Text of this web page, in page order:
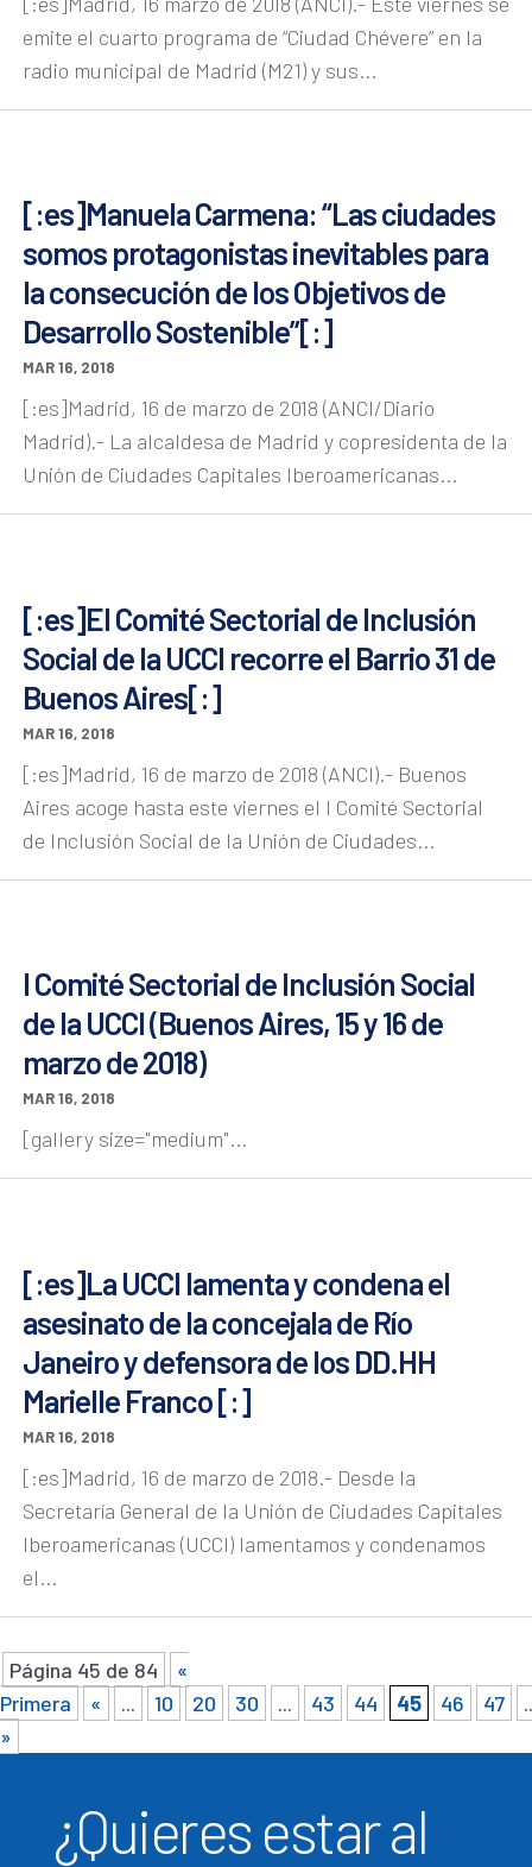
emite el cuarto programa de “Ciudad Chévere” en la
radio municipal de Madrid (M21) y sus...
[:es]Manuela Carmena: “Las ciudades
somos protagonistas inevitables para
la consecución de los Objetivos de
Desarrollo Sostenible”[:]
MAR 16, 2018
[:es]Madrid, 16 de marzo de 2018 (ANCI/Diario
Madrid).- La alcaldesa de Madrid y copresidenta de la
Unión de Ciudades Capitales Iberoamericanas...
[:es]El Comité Sectorial de Inclusión
Social de la UCCI recorre el Barrio 31 de
Buenos Aires[:]
MAR 16, 2018
[:es]Madrid, 16 de marzo de 2018 (ANCI).- Buenos
Aires acoge hasta este viernes el I Comité Sectorial
de Inclusión Social de la Unión de Ciudades...
I Comité Sectorial de Inclusión Social
de la UCCI (Buenos Aires, 15 y 16 de
marzo de 2018)
MAR 16, 2018
[gallery size="medium"...
[:es]La UCCI lamenta y condena el
asesinato de la concejala de Río
Janeiro y defensora de los DD.HH
Marielle Franco [:]
MAR 16, 2018
[:es]Madrid, 16 de marzo de 2018.- Desde la
Secretaría General de la Unión de Ciudades Capitales
Iberoamericanas (UCCI) lamentamos y condenamos
el...
Página 45 de 84
«
Primera
« ... 10 20 30 ... 43 44 45 46 47
»
¿Quieres estar al